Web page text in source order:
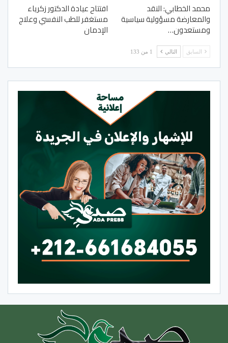
محمد الخطابي: النقد
والمعارضة مسؤولية سياسية
ومستعدون…
افتتاح عيادة الدكتور زكرياء
مستغفر للطب النفسي وعلاج
الإدمان
السابق التالي 1 من 133